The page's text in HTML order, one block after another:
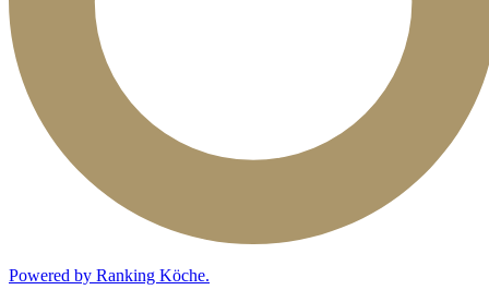
Powered by Ranking Köche.